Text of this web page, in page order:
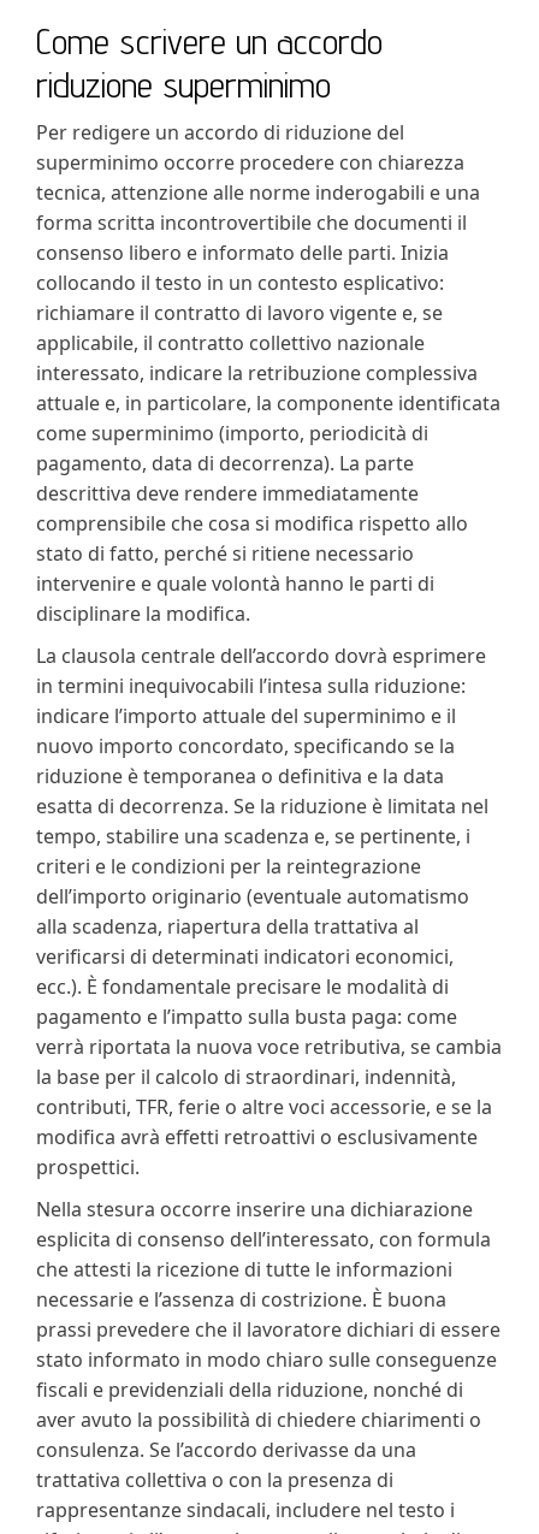
Come scrivere un accordo
riduzione superminimo​
Per redigere un accordo di riduzione del
superminimo occorre procedere con chiarezza
tecnica, attenzione alle norme inderogabili e una
forma scritta incontrovertibile che documenti il
consenso libero e informato delle parti. Inizia
collocando il testo in un contesto esplicativo:
richiamare il contratto di lavoro vigente e, se
applicabile, il contratto collettivo nazionale
interessato, indicare la retribuzione complessiva
attuale e, in particolare, la componente identificata
come superminimo (importo, periodicità di
pagamento, data di decorrenza). La parte
descrittiva deve rendere immediatamente
comprensibile che cosa si modifica rispetto allo
stato di fatto, perché si ritiene necessario
intervenire e quale volontà hanno le parti di
disciplinare la modifica.
La clausola centrale dell’accordo dovrà esprimere
in termini inequivocabili l’intesa sulla riduzione:
indicare l’importo attuale del superminimo e il
nuovo importo concordato, specificando se la
riduzione è temporanea o definitiva e la data
esatta di decorrenza. Se la riduzione è limitata nel
tempo, stabilire una scadenza e, se pertinente, i
criteri e le condizioni per la reintegrazione
dell’importo originario (eventuale automatismo
alla scadenza, riapertura della trattativa al
verificarsi di determinati indicatori economici,
ecc.). È fondamentale precisare le modalità di
pagamento e l’impatto sulla busta paga: come
verrà riportata la nuova voce retributiva, se cambia
la base per il calcolo di straordinari, indennità,
contributi, TFR, ferie o altre voci accessorie, e se la
modifica avrà effetti retroattivi o esclusivamente
prospettici.
Nella stesura occorre inserire una dichiarazione
esplicita di consenso dell’interessato, con formula
che attesti la ricezione di tutte le informazioni
necessarie e l’assenza di costrizione. È buona
prassi prevedere che il lavoratore dichiari di essere
stato informato in modo chiaro sulle conseguenze
fiscali e previdenziali della riduzione, nonché di
aver avuto la possibilità di chiedere chiarimenti o
consulenza. Se l’accordo derivasse da una
trattativa collettiva o con la presenza di
rappresentanze sindacali, includere nel testo i